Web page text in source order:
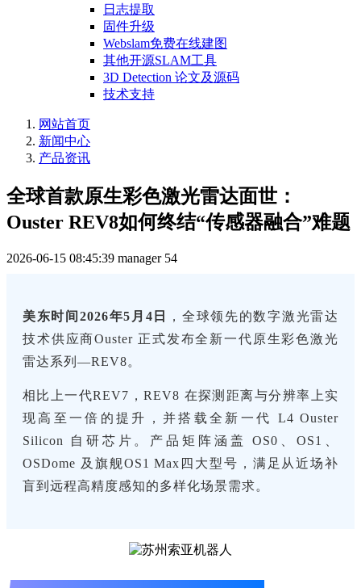
日志提取
固件升级
Webslam免费在线建图
其他开源SLAM工具
3D Detection 论文及源码
技术支持
网站首页
新闻中心
产品资讯
全球首款原生彩色激光雷达面世：
Ouster REV8如何终结“传感器融合”难题
2026-06-15 08:45:39 manager 54
美东时间2026年5月4日
，全球领先的数字激光雷达
技术供应商Ouster 正式发布全新一代原生彩色激光
雷达系列—REV8。
相比上一代REV7，REV8 在探测距离与分辨率上实
现高至一倍的提升，并搭载全新一代 L4 Ouster
Silicon 自研芯片。产品矩阵涵盖 OS0、OS1、
OSDome 及旗舰OS1 Max四大型号，满足从近场补
盲到远程高精度感知的多样化场景需求。